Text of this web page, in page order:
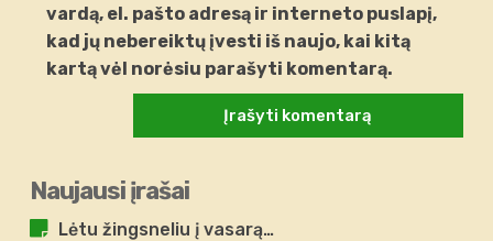
vardą, el. pašto adresą ir interneto puslapį,
kad jų nebereiktų įvesti iš naujo, kai kitą
kartą vėl norėsiu parašyti komentarą.
Naujausi įrašai
Lėtu žingsneliu į vasarą…